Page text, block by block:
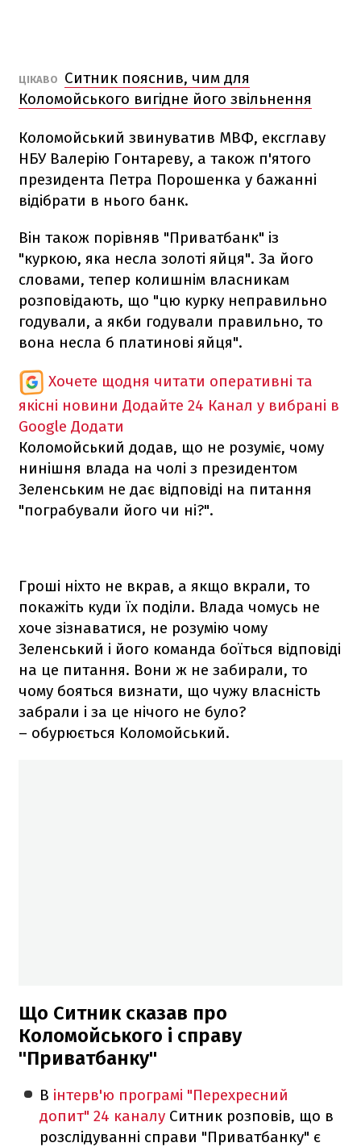
ЦІКАВО
Ситник пояснив, чим для
Коломойського вигідне його звільнення
Коломойський звинуватив МВФ, ексглаву
НБУ Валерію Гонтареву, а також п'ятого
президента Петра Порошенка у бажанні
відібрати в нього банк.
Він також порівняв "Приватбанк" із
"куркою, яка несла золоті яйця". За його
словами, тепер колишнім власникам
розповідають, що "цю курку неправильно
годували, а якби годували правильно, то
вона несла б платинові яйця".
Хочете щодня читати оперативні та
якісні новини Додайте 24 Канал у вибрані в
Google Додати
Коломойський додав, що не розуміє, чому
нинішня влада на чолі з президентом
Зеленським не дає відповіді на питання
"пограбували його чи ні?".
Гроші ніхто не вкрав, а якщо вкрали, то
покажіть куди їх поділи. Влада чомусь не
хоче зізнаватися, не розумію чому
Зеленський і його команда боїться відповіді
на це питання. Вони ж не забирали, то
чому бояться визнати, що чужу власність
забрали і за це нічого не було?
– обурюється Коломойський.
Що Ситник сказав про
Коломойського і справу
"Приватбанку"
В інтерв'ю програмі "Перехресний
допит" 24 каналу Ситник розповів, що в
розслідуванні справи "Приватбанку" є